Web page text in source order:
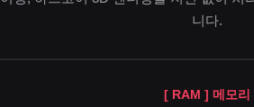
니다.
[ RAM ] 메모리